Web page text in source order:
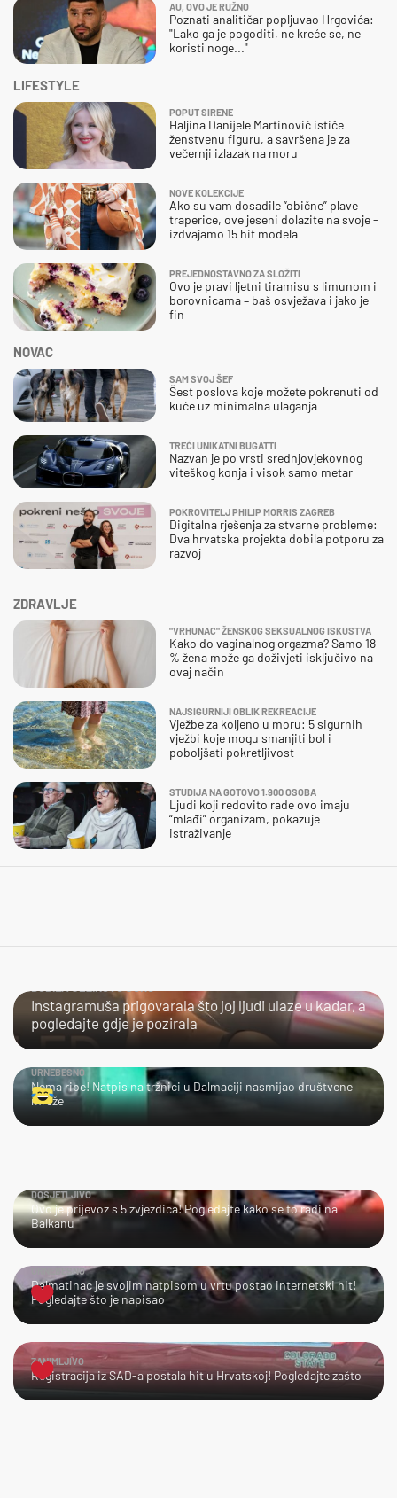
ZDRAVLJE
"VRHUNAC" ŽENSKOG SEKSUALNOG ISKUSTVA
Kako do vaginalnog orgazma? Samo 18
% žena može ga doživjeti isključivo na
ovaj način
NAJSIGURNIJI OBLIK REKREACIJE
Vježbe za koljeno u moru: 5 sigurnih
vježbi koje mogu smanjiti bol i
poboljšati pokretljivost
STUDIJA NA GOTOVO 1.900 OSOBA
Ljudi koji redovito rade ovo imaju
“mlađi” organizam, pokazuje
istraživanje
AU, OVO JE RUŽNO
Poznati analitičar popljuvao Hrgovića:
"Lako ga je pogoditi, ne kreće se, ne
koristi noge..."
NOVAC
SAM SVOJ ŠEF
Šest poslova koje možete pokrenuti od
kuće uz minimalna ulaganja
TREĆI UNIKATNI BUGATTI
Nazvan je po vrsti srednjovjekovnog
viteškog konja i visok samo metar
POKROVITELJ PHILIP MORRIS ZAGREB
Digitalna rješenja za stvarne probleme:
Dva hrvatska projekta dobila potporu za
razvoj
LIFESTYLE
POPUT SIRENE
Haljina Danijele Martinović ističe
ženstvenu figuru, a savršena je za
večernji izlazak na moru
NOVE KOLEKCIJE
Ako su vam dosadile “obične” plave
traperice, ove jeseni dolazite na svoje -
izdvajamo 15 hit modela
PREJEDNOSTAVNO ZA SLOŽITI
Ovo je pravi ljetni tiramisu s limunom i
borovnicama – baš osvježava i jako je
fin
Instagramuša prigovarala što joj ljudi ulaze u kadar, a
pogledajte gdje je pozirala
URNEBESNO
Nema ribe! Natpis na tržnici u Dalmaciji nasmijao društvene
mreže
DOSJETLJIVO
Ovo je prijevoz s 5 zvjezdica! Pogledajte kako se to radi na
Balkanu
URNEBESNO
Dalmatinac je svojim natpisom u vrtu postao internetski hit!
Pogledajte što je napisao
ZANIMLJIVO
Registracija iz SAD-a postala hit u Hrvatskoj! Pogledajte zašto